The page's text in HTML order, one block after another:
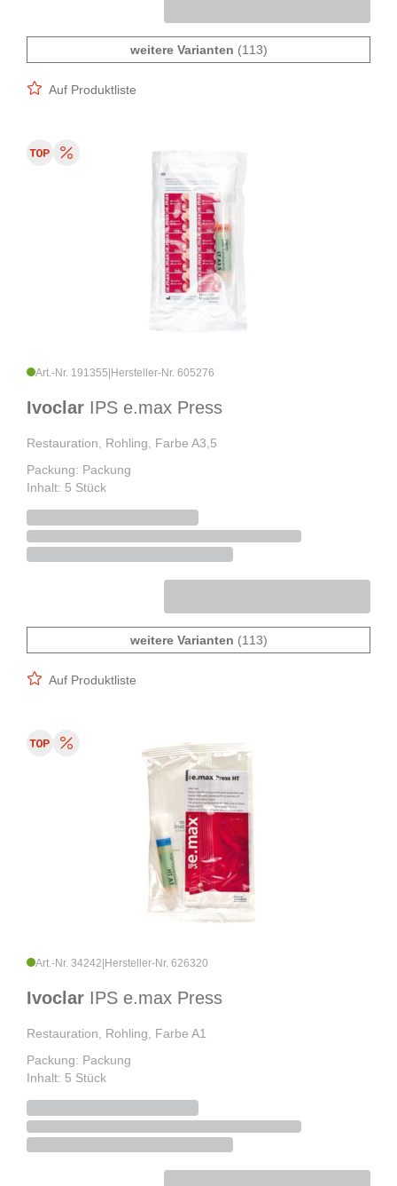
weitere Varianten (113)
Auf Produktliste
Art.-Nr. 191355 Hersteller-Nr. 605276
Ivoclar IPS e.max Press
Restauration, Rohling, Farbe A3,5
Packung: Packung
Inhalt: 5 Stück
weitere Varianten (113)
Auf Produktliste
Art.-Nr. 34242 Hersteller-Nr. 626320
Ivoclar IPS e.max Press
Restauration, Rohling, Farbe A1
Packung: Packung
Inhalt: 5 Stück